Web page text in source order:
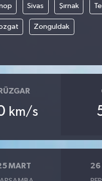
Sivas Şırnak
Zonguldak
RÜZGAR
km/s
MART 26